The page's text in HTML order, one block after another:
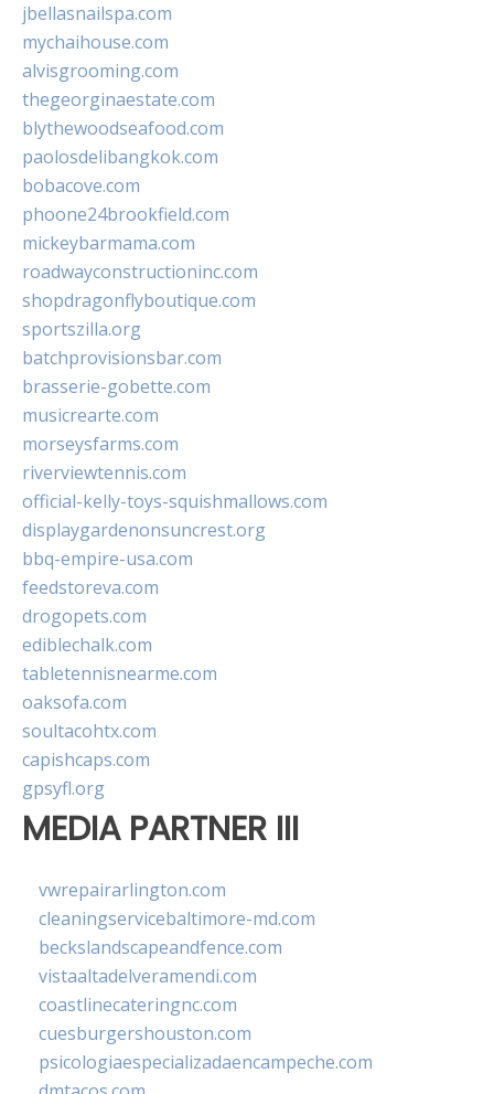
jbellasnailspa.com
mychaihouse.com
alvisgrooming.com
thegeorginaestate.com
blythewoodseafood.com
paolosdelibangkok.com
bobacove.com
phoone24brookfield.com
mickeybarmama.com
roadwayconstructioninc.com
shopdragonflyboutique.com
sportszilla.org
batchprovisionsbar.com
brasserie-gobette.com
musicrearte.com
morseysfarms.com
riverviewtennis.com
official-kelly-toys-squishmallows.com
displaygardenonsuncrest.org
bbq-empire-usa.com
feedstoreva.com
drogopets.com
ediblechalk.com
tabletennisnearme.com
oaksofa.com
soultacohtx.com
capishcaps.com
gpsyfl.org
MEDIA PARTNER III
vwrepairarlington.com
cleaningservicebaltimore-md.com
beckslandscapeandfence.com
vistaaltadelveramendi.com
coastlinecateringnc.com
cuesburgershouston.com
psicologiaespecializadaencampeche.com